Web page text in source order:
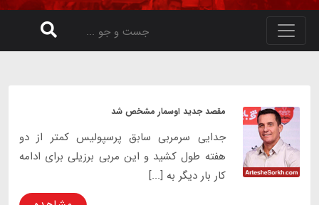
مقصد جدید اوسمار مشخص شد
جدایی سرمربی سابق پرسپولیس کمتر از دو
هفته طول کشید و این مربی برزیلی برای ادامه
کار بار دیگر به [...]